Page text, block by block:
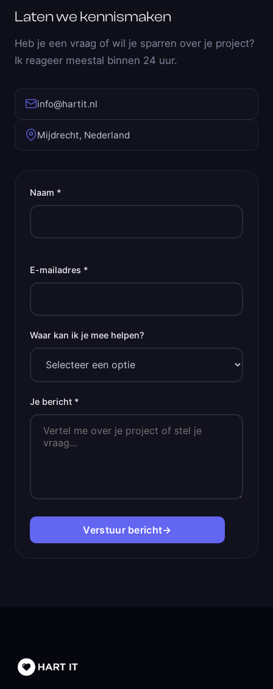
Laten we kennismaken
Heb je een vraag of wil je sparren over je project?
Ik reageer meestal binnen 24 uur.
info@hartit.nl
Mijdrecht, Nederland
Naam *
E-mailadres *
Waar kan ik je mee helpen?
Je bericht *
Verstuur bericht→